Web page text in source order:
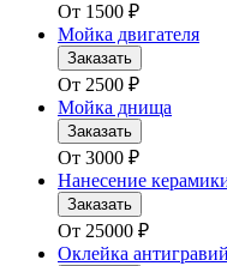
От 1500 ₽
Мойка двигателя
Заказать
От 2500 ₽
Мойка днища
Заказать
От 3000 ₽
Нанесение
Заказать
От 25000 ₽
Оклейка